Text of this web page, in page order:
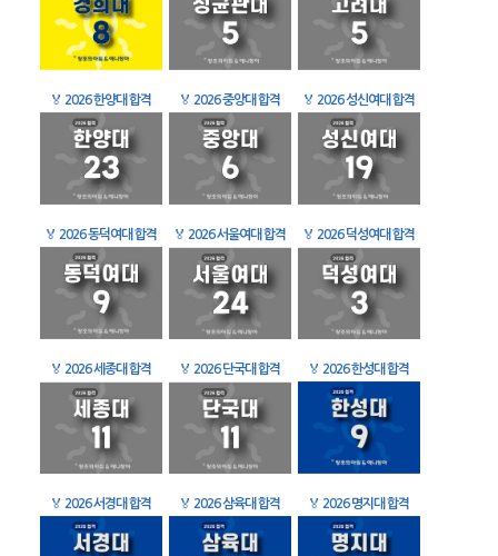
🏅 2026 한양대 합격 🏅 2026 중앙대 합격 🏅 2026 성신여대 합격
🏅 2026 동덕여대 합격 🏅 2026 서울여대 합격 🏅 2026 덕성여대 합격
🏅 2026 세종대 합격 🏅 2026 단국대 합격 🏅 2026 한성대 합격
🏅 2026 서경대 합격 🏅 2026 삼육대 합격 🏅 2026 명지대 합격